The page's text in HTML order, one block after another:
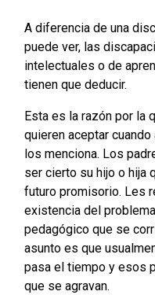
A diferencia de una
puede ver, las
intelectuales o de
tienen que deducir.
Esta es la razón por la
quieren aceptar
los menciona. Los
ser cierto su hijo o hija
futuro promisorio. Les
existencia del
pedagógico que se
asunto es que
pasa el tiempo y esos
que se agravan.